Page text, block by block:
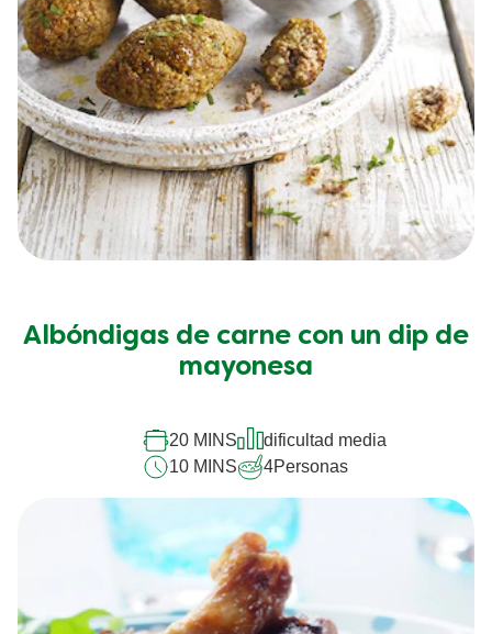
¡Sí, quiero!
Mirá todas las recetas que
tenemos para vos